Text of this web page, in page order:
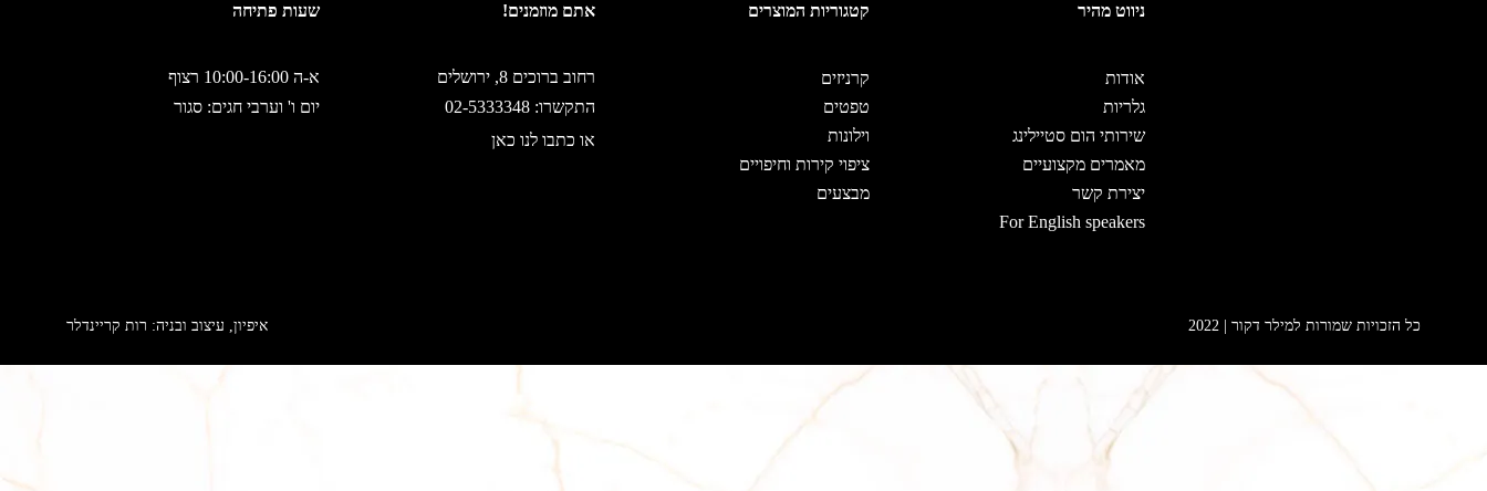
ניווט מהיר
אודות
גלריות
שירותי הום סטיילינג
מאמרים מקצועיים
יצירת קשר
For English speakers
קטגוריות המוצרים
קרניזים
טפטים
וילונות
ציפוי קירות וחיפויים
מבצעים
אתם מוזמנים!
רחוב ברוכים 8, ירושלים
התקשרו: 02-5333348
או כתבו לנו כאן
שעות פתיחה
א-ה 10:00-16:00 רצוף
יום ו' וערבי חגים: סגור
כל הזכויות שמורות למילר דקור | 2022 איפיון, עיצוב ובניה: רות קריינדלר